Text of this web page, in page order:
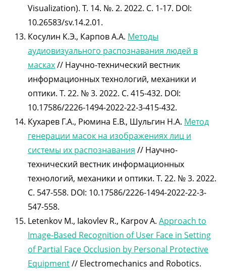
Visualization). Т. 14. №. 2. 2022. С. 1-17. DOI:
10.26583/sv.14.2.01.
Косулин К.Э., Карпов А.А. Методы
аудиовизуального распознавания людей в
масках// Научно-технический вестник
информационных технологий, механики и
оптики. Т. 22. № 3. 2022. С. 415-432. DOI:
10.17586/2226-1494-2022-22-3-415-432.
Кухарев Г.А., Рюмина Е.В., Шульгин Н.А. Метод
генерации масок на изображениях лиц и
системы их распознавания // Научно-
технический вестник информационных
технологий, механики и оптики. Т. 22. № 3. 2022.
С. 547-558. DOI: 10.17586/2226-1494-2022-22-3-
547-558.
Letenkov M., Iakovlev R., Karpov A. Approach to
Image-Based Recognition of User Face in Setting
of Partial Face Occlusion by Personal Protective
Equipment// Electromechanics and Robotics.